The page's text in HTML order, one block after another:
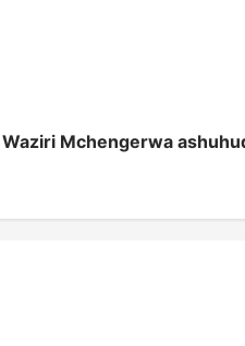
Waziri Mchengerwa